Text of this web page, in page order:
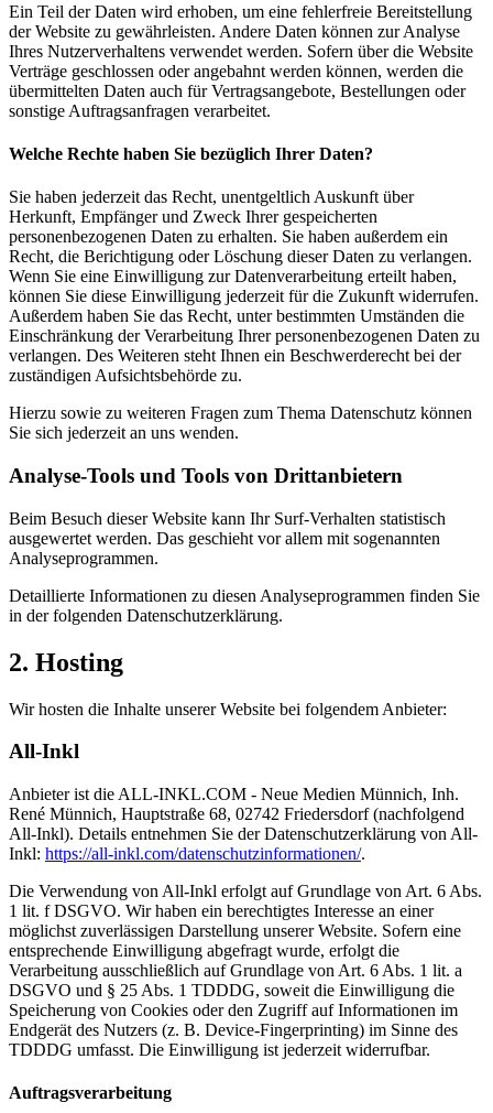
Ein Teil der Daten wird erhoben, um eine fehlerfreie Bereitstellung
der Website zu gewährleisten. Andere Daten können zur Analyse
Ihres Nutzerverhaltens verwendet werden. Sofern über die Website
Verträge geschlossen oder angebahnt werden können, werden die
übermittelten Daten auch für Vertragsangebote, Bestellungen oder
sonstige Auftragsanfragen verarbeitet.
Welche Rechte haben Sie bezüglich Ihrer Daten?
Sie haben jederzeit das Recht, unentgeltlich Auskunft über
Herkunft, Empfänger und Zweck Ihrer gespeicherten
personenbezogenen Daten zu erhalten. Sie haben außerdem ein
Recht, die Berichtigung oder Löschung dieser Daten zu verlangen.
Wenn Sie eine Einwilligung zur Datenverarbeitung erteilt haben,
können Sie diese Einwilligung jederzeit für die Zukunft widerrufen.
Außerdem haben Sie das Recht, unter bestimmten Umständen die
Einschränkung der Verarbeitung Ihrer personenbezogenen Daten zu
verlangen. Des Weiteren steht Ihnen ein Beschwerderecht bei der
zuständigen Aufsichtsbehörde zu.
Hierzu sowie zu weiteren Fragen zum Thema Datenschutz können
Sie sich jederzeit an uns wenden.
Analyse-Tools und Tools von Dritt­anbietern
Beim Besuch dieser Website kann Ihr Surf-Verhalten statistisch
ausgewertet werden. Das geschieht vor allem mit sogenannten
Analyseprogrammen.
Detaillierte Informationen zu diesen Analyseprogrammen finden Sie
in der folgenden Datenschutzerklärung.
2. Hosting
Wir hosten die Inhalte unserer Website bei folgendem Anbieter:
All-Inkl
Anbieter ist die ALL-INKL.COM - Neue Medien Münnich, Inh.
René Münnich, Hauptstraße 68, 02742 Friedersdorf (nachfolgend
All-Inkl). Details entnehmen Sie der Datenschutzerklärung von All-
Inkl: https://all-inkl.com/datenschutzinformationen/.
Die Verwendung von All-Inkl erfolgt auf Grundlage von Art. 6 Abs.
1 lit. f DSGVO. Wir haben ein berechtigtes Interesse an einer
möglichst zuverlässigen Darstellung unserer Website. Sofern eine
entsprechende Einwilligung abgefragt wurde, erfolgt die
Verarbeitung ausschließlich auf Grundlage von Art. 6 Abs. 1 lit. a
DSGVO und § 25 Abs. 1 TDDDG, soweit die Einwilligung die
Speicherung von Cookies oder den Zugriff auf Informationen im
Endgerät des Nutzers (z. B. Device-Fingerprinting) im Sinne des
TDDDG umfasst. Die Einwilligung ist jederzeit widerrufbar.
Auftragsverarbeitung